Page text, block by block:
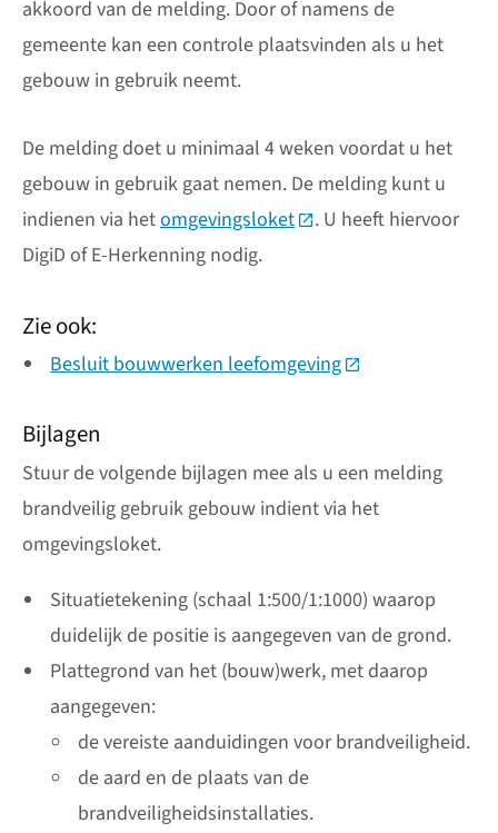
akkoord van de melding. Door of namens de
gemeente kan een controle plaatsvinden als u het
gebouw in gebruik neemt.
De melding doet u minimaal 4 weken voordat u het
gebouw in gebruik gaat nemen. De melding kunt u
indienen via hetomgevingsloket(Deze link gaat naar
. U heeft hiervoor
DigiD of E-Herkenning nodig.
Zie ook:
Besluit bouwwerken leefomgeving(Deze link gaat
Bijlagen
Stuur de volgende bijlagen mee als u een melding
brandveilig gebruik gebouw indient via het
omgevingsloket.
Situatietekening (schaal 1:500/1:1000) waarop
duidelijk de positie is aangegeven van de grond.
Plattegrond van het (bouw)werk, met daarop
aangegeven:
de vereiste aanduidingen voor brandveiligheid.
de aard en de plaats van de
brandveiligheidsinstallaties.